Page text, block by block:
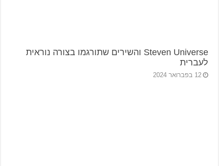
Steven Universe והשירים שתורגמו בצורה נוראית
לעברית
12 בפברואר 2024